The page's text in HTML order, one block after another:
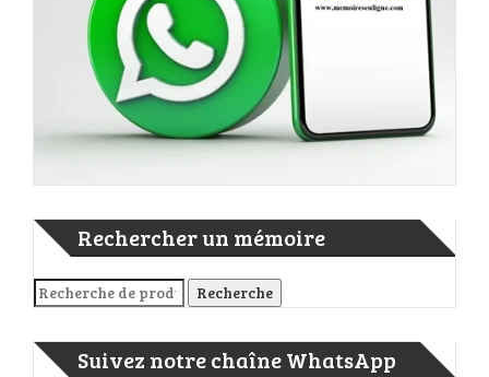
Rechercher un mémoire
Recherche pour : Recherche
Suivez notre chaîne WhatsApp